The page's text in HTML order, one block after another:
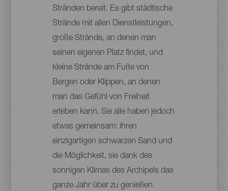
Stränden bereit. Es gibt städtische
Strände mit allen Dienstleistungen,
große Strände, an denen man
seinen eigenen Platz findet, und
kleine Strände am Fuße von
Bergen oder Klippen, an denen
man das Gefühl von Freiheit
erleben kann. Sie alle haben jedoch
etwas gemeinsam: ihren
einzigartigen schwarzen Sand und
die Möglichkeit, sie dank des
sonnigen Klimas des Archipels das
ganze Jahr über zu genießen.